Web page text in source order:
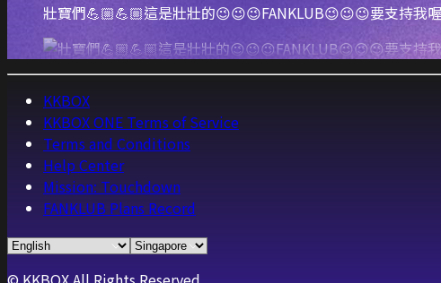
壯寶們💪🏼💪🏼這是壯壯的😉😉😉FANKLUB😉😉😉要支持我
KKBOX
KKBOX ONE Terms of Service
Terms and Conditions
Help Center
Mission: Touchdown
FANKLUB Plans Record